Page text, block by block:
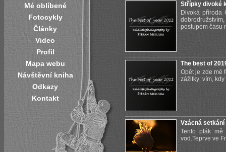
Mé oblíbené
Fotocykly
Články
Video
Profil
Mapa webu
Návštěvní kniha
Odkazy
Kontakt
Střípky divoké
Divoká příroda
postupem času
The best of
Opět je zde mé
zážitky: vím,
Vzácná
Tento pták mě
vod.Teprve ve